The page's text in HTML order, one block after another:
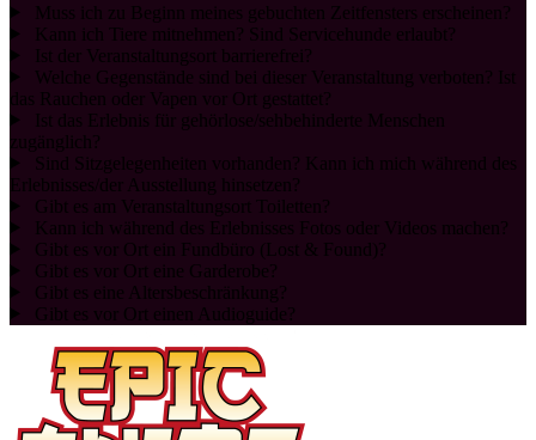
Muss ich zu Beginn meines gebuchten Zeitfensters erscheinen?
Kann ich Tiere mitnehmen? Sind Servicehunde erlaubt?
Ist der Veranstaltungsort barrierefrei?
Welche Gegenstände sind bei dieser Veranstaltung verboten? Ist
das Rauchen oder Vapen vor Ort gestattet?
Ist das Erlebnis für gehörlose/sehbehinderte Menschen
zugänglich?
Sind Sitzgelegenheiten vorhanden? Kann ich mich während des
Erlebnisses/der Ausstellung hinsetzen?
Gibt es am Veranstaltungsort Toiletten?
Kann ich während des Erlebnisses Fotos oder Videos machen?
Gibt es vor Ort ein Fundbüro (Lost & Found)?
Gibt es vor Ort eine Garderobe?
Gibt es eine Altersbeschränkung?
Gibt es vor Ort einen Audioguide?